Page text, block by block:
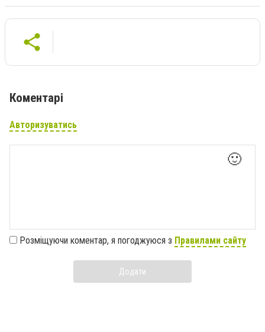
Коментарі
Авторизуватись
🙂
Розміщуючи коментар, я погоджуюся з Правилами сайту
Додати